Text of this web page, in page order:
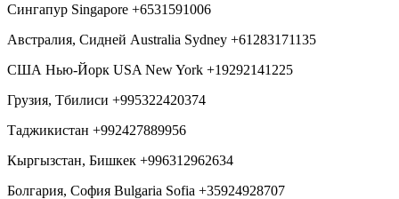
Сингапур Singapore +6531591006
Австралия, Сидней Australia Sydney +61283171135
США Нью-Йорк USA New York +19292141225
Грузия, Тбилиси +995322420374
Таджикистан +992427889956
Кыргызстан, Бишкек +996312962634
Болгария, София Bulgaria Sofia +35924928707